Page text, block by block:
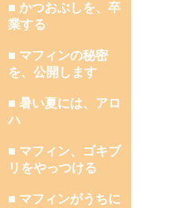
■ かつおぶしを、卒
業する
■ マフィンの秘密
を、公開します
■ 暑い夏には、アロ
ハ
■ マフィン、ゴキブ
リをやっつける
■ マフィンがうちに